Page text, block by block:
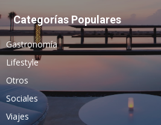
Categorías Populares
Gastronomía
Lifestyle
Otros
Sociales
Viajes